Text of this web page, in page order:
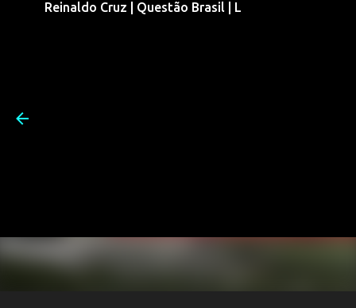
Reinaldo Cruz | Questão Brasil | L